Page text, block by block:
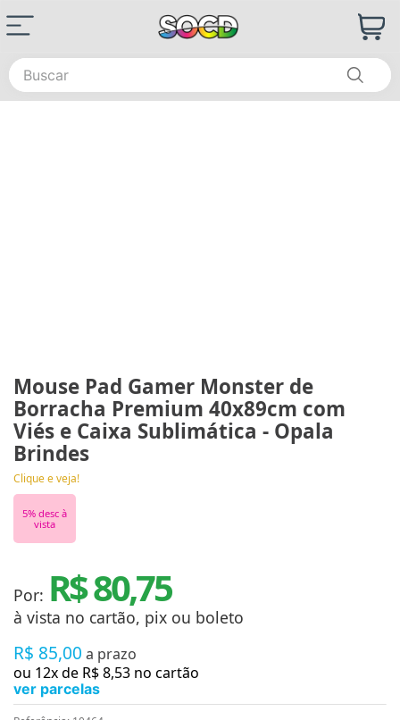
Buscar
Mouse Pad Gamer Monster de
Borracha Premium 40x89cm com
Viés e Caixa Sublimática - Opala
Brindes
Clique e veja!
5% desc à
vista
Por: R$ 80,75
à vista no cartão, pix ou boleto
R$ 85,00 a prazo
ou 12x de R$8,53 no cartão
ver parcelas